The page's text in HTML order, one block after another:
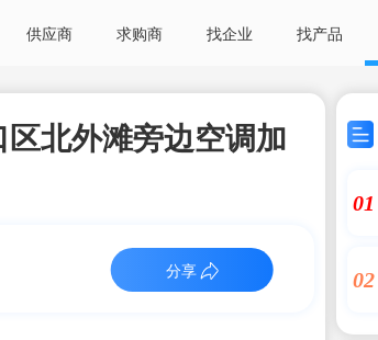
供应商 求购商 找企业 找产品
北外滩旁边空调加
分享
01
02